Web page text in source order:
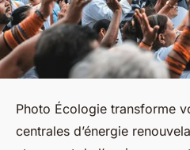
Photo Écologie transforme
centrales d’énergie